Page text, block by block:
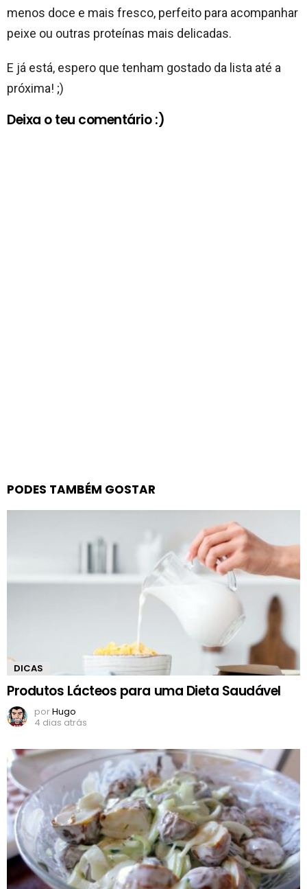
menos doce e mais fresco, perfeito para acompanhar
peixe ou outras proteínas mais delicadas.
E já está, espero que tenham gostado da lista até a
próxima! ;)
Deixa o teu comentário :)
PODES TAMBÉM GOSTAR
DICAS
Produtos Lácteos para uma Dieta Saudável
porHugo
4 dias atrás